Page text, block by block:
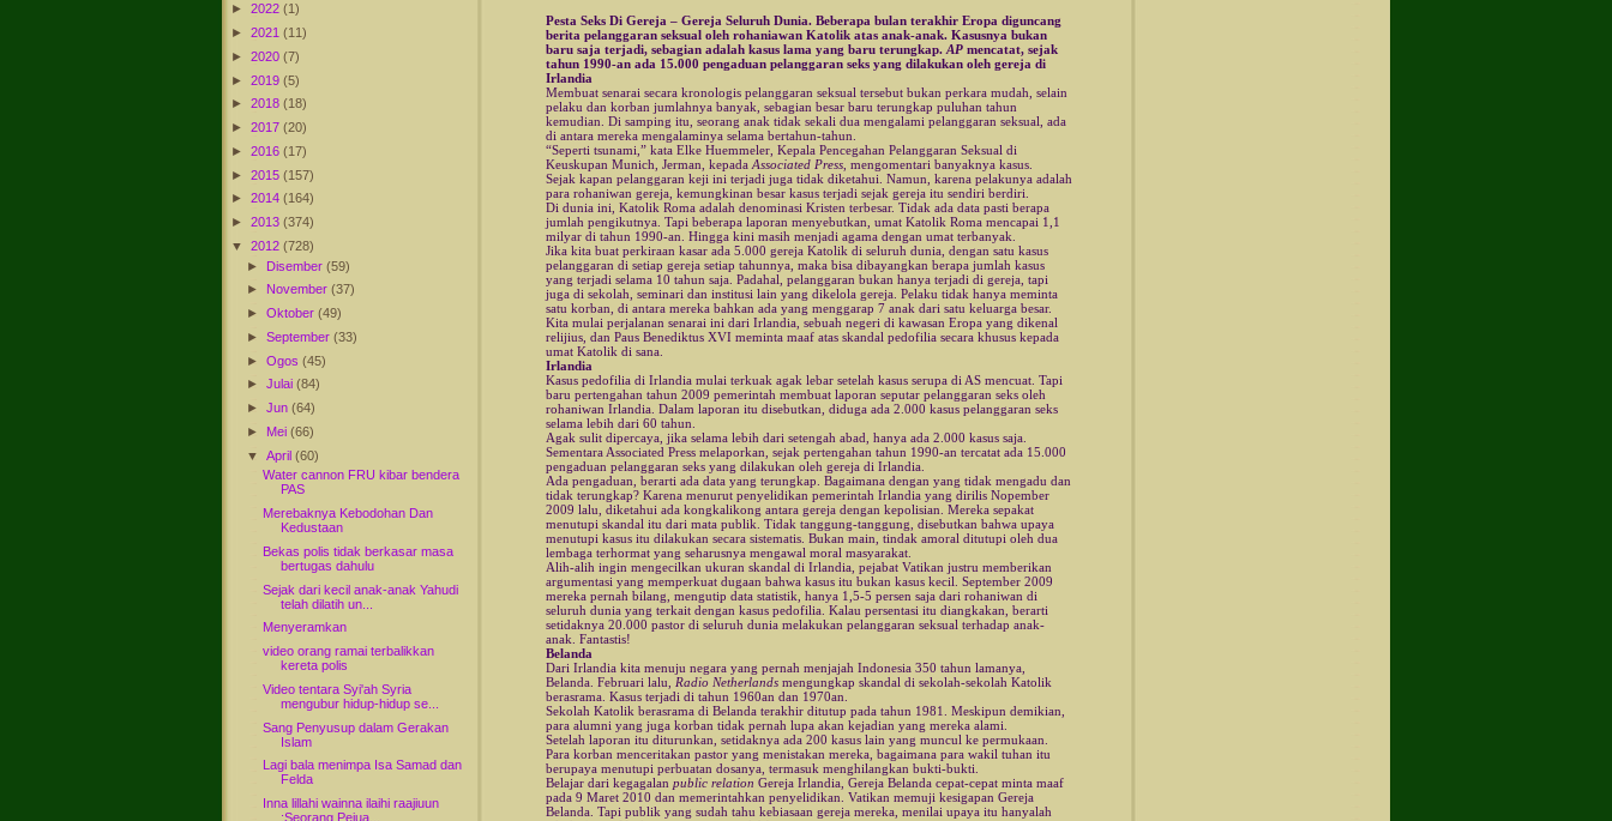
► 2022 (1)
► 2021 (11)
► 2020 (7)
► 2019 (5)
► 2018 (18)
► 2017 (20)
► 2016 (17)
► 2015 (157)
► 2014 (164)
► 2013 (374)
▼
2012 (728)
► Disember(59)
► November(37)
►Oktober(49)
►September(33)
►Ogos(45)
►Julai(84)
►Jun(64)
► Mei(66)
▼
April(60)
Water cannon FRU kibar bendera
PAS
Merebaknya Kebodohan Dan
Kedustaan
Bekas polis tidak berkasar masa
bertugas dahulu
Sejak dari kecil anak-anak Yahudi
telah dilatih un...
Menyeramkan
video orang ramai terbalikkan
kereta polis
Video tentara Syi'ah Syria
mengubur hidup-hidup se...
Sang Penyusup dalam Gerakan
Islam
Lagi bala menimpa Isa Samad dan
Felda
Inna lillahi wainna ilaihi raajiuun
:Seorang Pejua...
Pesta Seks Di Gereja – Gereja Seluruh Dunia. Beberapa bulan terakhir Eropa diguncang
berita pelanggaran seksual oleh rohaniawan Katolik atas anak-anak. Kasusnya bukan
baru saja terjadi, sebagian adalah kasus lama yang baru terungkap. AP mencatat, sejak
tahun 1990-an ada 15.000 pengaduan pelanggaran seks yang dilakukan oleh gereja di
Irlandia
Membuat senarai secara kronologis pelanggaran seksual tersebut bukan perkara mudah, selain
pelaku dan korban jumlahnya banyak, sebagian besar baru terungkap puluhan tahun
kemudian. Di samping itu, seorang anak tidak sekali dua mengalami pelanggaran seksual, ada
di antara mereka mengalaminya selama bertahun-tahun.
“Seperti tsunami,” kata Elke Huemmeler, Kepala Pencegahan Pelanggaran Seksual di
Keuskupan Munich, Jerman, kepada Associated Press , mengomentari banyaknya kasus.
Sejak kapan pelanggaran keji ini terjadi juga tidak diketahui. Namun, karena pelakunya adalah
para rohaniwan gereja, kemungkinan besar kasus terjadi sejak gereja itu sendiri berdiri.
Di dunia ini, Katolik Roma adalah denominasi Kristen terbesar. Tidak ada data pasti berapa
jumlah pengikutnya. Tapi beberapa laporan menyebutkan, umat Katolik Roma mencapai 1,1
milyar di tahun 1990-an. Hingga kini masih menjadi agama dengan umat terbanyak.
Jika kita buat perkiraan kasar ada 5.000 gereja Katolik di seluruh dunia, dengan satu kasus
pelanggaran di setiap gereja setiap tahunnya, maka bisa dibayangkan berapa jumlah kasus
yang terjadi selama 10 tahun saja. Padahal, pelanggaran bukan hanya terjadi di gereja, tapi
juga di sekolah, seminari dan institusi lain yang dikelola gereja. Pelaku tidak hanya meminta
satu korban, di antara mereka bahkan ada yang menggarap 7 anak dari satu keluarga besar.
Kita mulai perjalanan senarai ini dari Irlandia, sebuah negeri di kawasan Eropa yang dikenal
relijius, dan Paus Benediktus XVI meminta maaf atas skandal pedofilia secara khusus kepada
umat Katolik di sana.
Irlandia
Kasus pedofilia di Irlandia mulai terkuak agak lebar setelah kasus serupa di AS mencuat. Tapi
baru pertengahan tahun 2009 pemerintah membuat laporan seputar pelanggaran seks oleh
rohaniwan Irlandia. Dalam laporan itu disebutkan, diduga ada 2.000 kasus pelanggaran seks
selama lebih dari 60 tahun.
Agak sulit dipercaya, jika selama lebih dari setengah abad, hanya ada 2.000 kasus saja.
Sementara Associated Press melaporkan, sejak pertengahan tahun 1990-an tercatat ada 15.000
pengaduan pelanggaran seks yang dilakukan oleh gereja di Irlandia.
Ada pengaduan, berarti ada data yang terungkap. Bagaimana dengan yang tidak mengadu dan
tidak terungkap? Karena menurut penyelidikan pemerintah Irlandia yang dirilis Nopember
2009 lalu, diketahui ada kongkalikong antara gereja dengan kepolisian. Mereka sepakat
menutupi skandal itu dari mata publik. Tidak tanggung-tanggung, disebutkan bahwa upaya
menutupi kasus itu dilakukan secara sistematis. Bukan main, tindak amoral ditutupi oleh dua
lembaga terhormat yang seharusnya mengawal moral masyarakat.
Alih-alih ingin mengecilkan ukuran skandal di Irlandia, pejabat Vatikan justru memberikan
argumentasi yang memperkuat dugaan bahwa kasus itu bukan kasus kecil. September 2009
mereka pernah bilang, mengutip data statistik, hanya 1,5-5 persen saja dari rohaniwan di
seluruh dunia yang terkait dengan kasus pedofilia. Kalau persentasi itu diangkakan, berarti
setidaknya 20.000 pastor di seluruh dunia melakukan pelanggaran seksual terhadap anak-
anak. Fantastis!
Belanda
Dari Irlandia kita menuju negara yang pernah menjajah Indonesia 350 tahun lamanya,
Belanda. Februari lalu, Radio Netherlands mengungkap skandal di sekolah-sekolah Katolik
berasrama. Kasus terjadi di tahun 1960an dan 1970an.
Sekolah Katolik berasrama di Belanda terakhir ditutup pada tahun 1981. Meskipun demikian,
para alumni yang juga korban tidak pernah lupa akan kejadian yang mereka alami.
Setelah laporan itu diturunkan, setidaknya ada 200 kasus lain yang muncul ke permukaan.
Para korban menceritakan pastor yang menistakan mereka, bagaimana para wakil tuhan itu
berupaya menutupi perbuatan dosanya, termasuk menghilangkan bukti-bukti.
Belajar dari kegagalan public relation Gereja Irlandia, Gereja Belanda cepat-cepat minta maaf
pada 9 Maret 2010 dan memerintahkan penyelidikan. Vatikan memuji kesigapan Gereja
Belanda. Tapi publik yang sudah tahu kebiasaan gereja mereka, menilai upaya itu hanyalah